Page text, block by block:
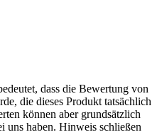
dass die Bewertung von
die dieses Produkt tatsächlich
können aber grundsätzlich
uns haben. Hinweis schließen